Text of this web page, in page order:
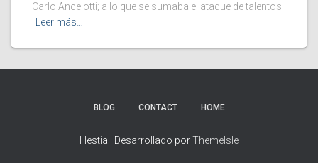
Carlo Ancelotti; a lo que se sumaba el ataque de talentos
Leer más…
BLOG CONTACT HOME
Hestia | Desarrollado porThemeIsle